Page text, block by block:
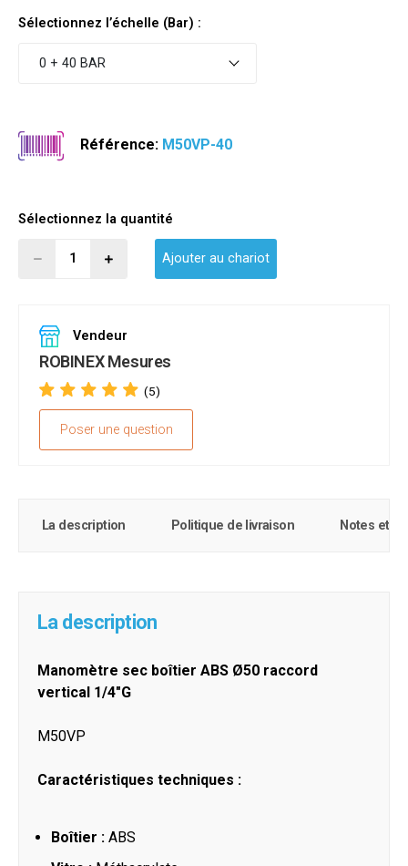
Sélectionnez l’échelle (Bar) :
0 + 40 BAR
Référence: M50VP-40
Sélectionnez la quantité
Ajouter au chariot
Vendeur
ROBINEX Mesures
(5)
Poser une question
La description Politique de livraison Notes et
La description
Manomètre sec boîtier ABS Ø50 raccord
vertical 1/4"G
M50VP
Caractéristiques techniques :
Boîtier : ABS